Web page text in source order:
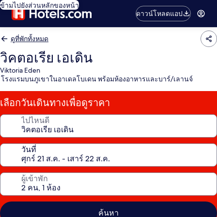
ข้ามไปยังส่วนหลักของหน้า
ดาวน์โหลดแอป
ดูที่พักทั้งหมด
วิคตอเรีย เอเดิน
Viktoria Eden
โรงแรมบนภูเขาในอาเดลโบเดน พร้อมห้องอาหารและบาร์/เลานจ์
เลือกวันเดินทางเพื่อดูราคา
ไปไหนดี
วันที่
ผู้เข้าพัก
ค้นหา